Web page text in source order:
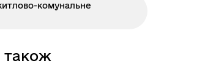
комунальне
також